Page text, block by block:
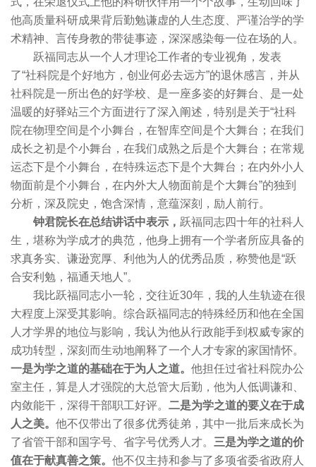
他高质量科研成果背后勤勉谦虚的人生态度、严谨治学的学
术精神、言传身教的带徒事迹，深深感染每一位在场的人。
跃福同志从一个人才理论工作者的专业视角，发表
了“社科院是个好地方，创业何必去远方”的退休感言，并从
社科院是一所出色的好学校、是一座多姿的好舞台、是一处
温暖的好驿站三个方面进行了深入阐述，特别是关于“社科
院在物理空间是个小舞台，在智库空间是个大舞台；在我们
成长之初是个小舞台，在我们成熟之后是个大舞台；在常规
运态下是个小舞台，在特殊运态下是个大舞台；在内外小人
物面前是个小舞台，在内外大人物面前是个大舞台”的独到
分析，深及院史，饱含深情，意蕴深刻，励人前行。
钟君院长在总结讲话中表示， 跃福同志四十年的社科人
生，堪称为学成才的典范，他身上拥有一个学者所应具备的
求真务实、谦逊宽厚、利他为人的优秀品质，称赞他是“跃
合安利勉，福通天地人”。
我比跃福同志小一轮，交往近30年，我的人生轨迹在很
大程度上深受其影响。综合跃福同志的特殊经历和他在全国
人才学界的地位与影响，我认为他从行政能手到权威专家的
成功转型，深刻而生动地阐释了一个人才专家的家国情怀。
一是为学之道的基础在于为人之道。 他担任过省社科院办公
室主任，算是人才强院的大总管大后勤，他为人低调谦和、
内敛能干，深得干部职工好评。 二是为学之道的要义在于成
人之美。 他不仅带出了很多优秀徒弟，其中一批后来成长为
了省管干部和国字号、省字号优秀人才。 三是为学之道的价
值在于献真善之策。 他不仅主持和参与了多项省委省政府人